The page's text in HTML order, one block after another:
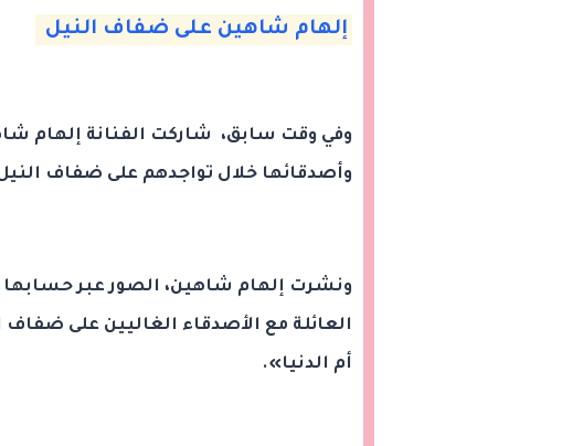
إلهام شاهين على ضفاف النيل
وفي وقت سابق، شاركت الفنانة إلهام
وأصدقائها خلال تواجدهم على ضفاف
ونشرت إلهام شاهين، الصور عبر
العائلة مع الأصدقاء الغاليين على
أم الدنيا».